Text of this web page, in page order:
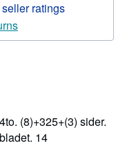
(8)+325+(3) sider.
14